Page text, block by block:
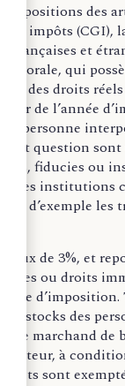
dispositions des
des impôts (CGI),
françaises et
morale, qui
ou des droits
de l’année
personne
est question
fiducies ou
les institutions
d’exemple les
taux de 3%, et
ou droits
les stocks des
de marchand de
à
sont